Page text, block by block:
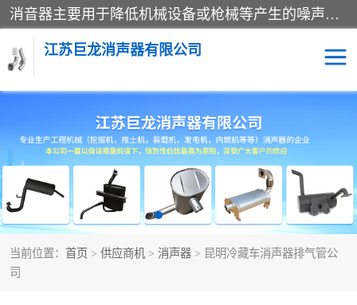
消音器主要用于降低机械设备或枪械等产生的噪声。它通过阻尼或增加排气面积来降低排气速度和功率，从而降低噪声。常见的消音器类型包括阻性消声器、抗性消声器、共振消声器以及阻抗复合式消声器等。这些消音器各有特点，适用于不同频率的噪声消除。
江苏巨龙消声器有限公司
当前位置： 首页 > 供应商机 > 消声器 > 昆明冷藏车消声器排气管公
司
消声器